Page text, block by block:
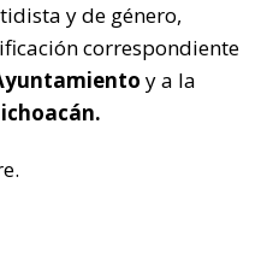
y de género,
correspondiente
y a la